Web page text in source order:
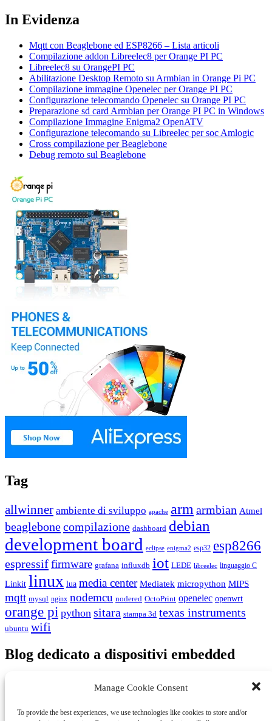
Manage Cookie Consent
To provide the best experiences, we use technologies like cookies to store and/or
In Evidenza
Mqtt con Beaglebone ed ESP8266 – Lista articoli
Compilazione addon Libreelec8 per Orange PI PC
Libreelec8 su OrangePI PC
Abilitazione Desktop Remoto su Armbian in Orange Pi PC
Compilazione immagine Openelec per Orange PI PC
Configurazione telecomando Openelec su Orange PI PC
Preparazione sd card Armbian per Orange PI PC in Windows
Compilazione Immagine Enigma2 OpenATV
Configurazione telecomando su Libreelec per soc Amlogic
Cross compilazione per Beaglebone
Debug remoto sul Beaglebone
Tag
allwinner ambiente di sviluppo apache arm armbian Atmel
beaglebonecompilazione dashboard debian
development board eclipse enigma2 esp32 esp8266
espressiffirmware grafana influxdb iot LEDE libreelec linguaggio C
Linkit linux lua media center Mediatek micropython MIPS
mqtt mysql nginx nodemcu nodered OctoPrint openelec openwrt
orange pi python sitara stampa 3d texas instruments
ubuntu wifi
Blog dedicato a dispositivi embedded
Categorie